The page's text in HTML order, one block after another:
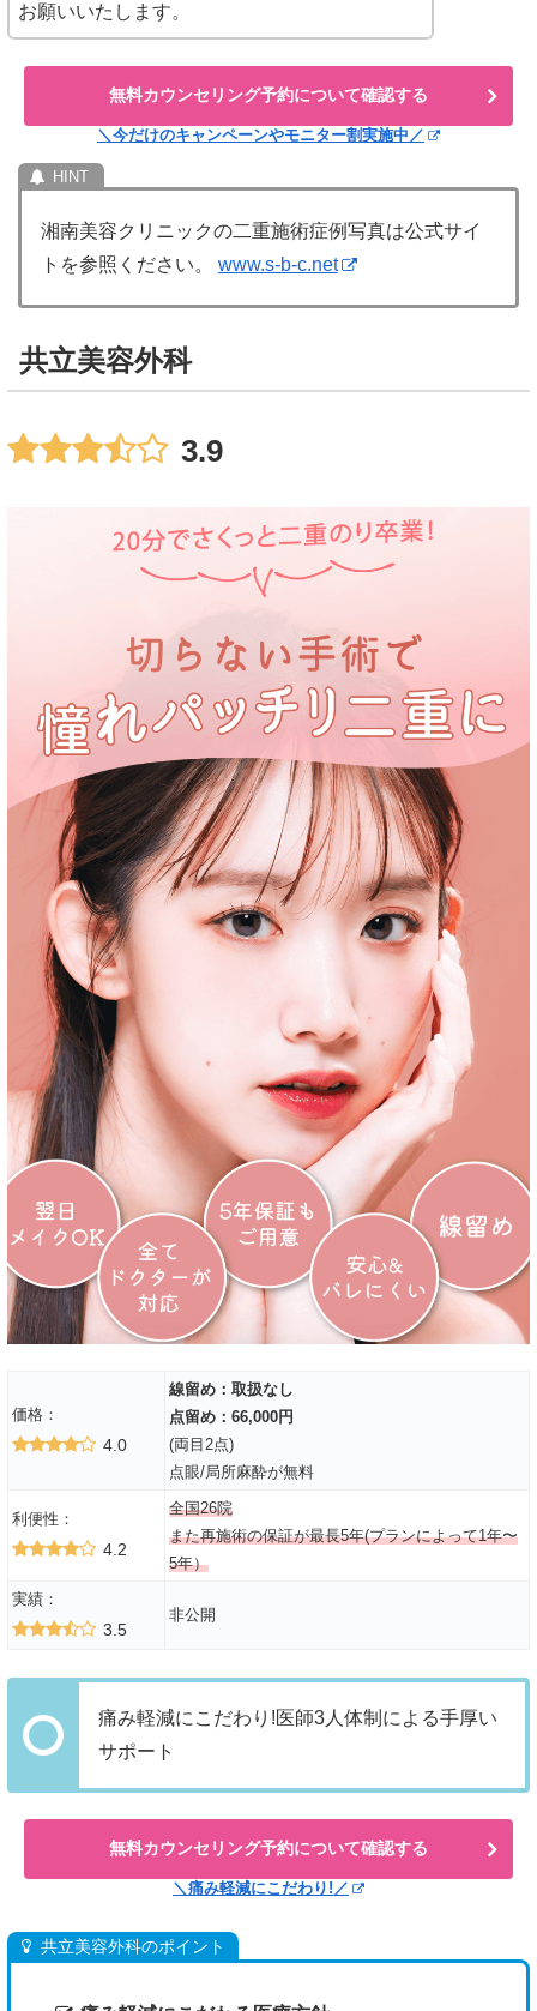
お願いいたします。
無料カウンセリング予約について確認する
＼今だけのキャンペーンやモニター割実施中／
湘南美容クリニックの二重施術症例写真は公式サイ
トを参照ください。 www.s-b-c.net
共立美容外科
3.9
価格：
4.0
線留め：取扱なし
点留め：66,000円
(両目2点)
点眼/局所麻酔が無料
利便性：
4.2
全国26院
また再施術の保証が最長5年(プランによって1年〜
5年）
実績：
3.5
非公開
痛み軽減にこだわり!医師3人体制による手厚い
サポート
無料カウンセリング予約について確認する
＼痛み軽減にこだわり!／
共立美容外科のポイント